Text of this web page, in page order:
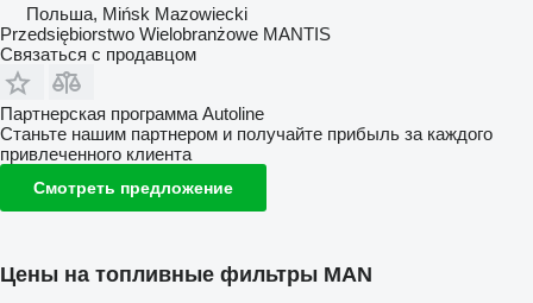
Польша, Mińsk Mazowiecki
Przedsiębiorstwo Wielobranżowe MANTIS
Связаться с продавцом
Партнерская программа Autoline
Станьте нашим партнером и получайте прибыль за каждого
привлеченного клиента
Смотреть предложение
Цены на топливные фильтры MAN